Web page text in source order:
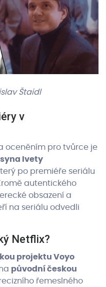
Štaidl
v
oceněním pro tvůrce je
Ivety
po premiéře seriálu
autentického
obsazení a
na seriálu odvedli
Netflix?
projektu Voyo
původní českou
řemeslného